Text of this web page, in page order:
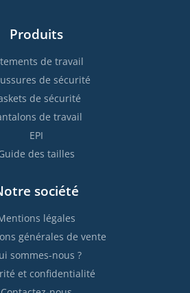
Produits
de travail
de sécurité
de sécurité
de travail
EPI
des tailles
société
légales
générales de vente
sommes-nous ?
et confidentialité